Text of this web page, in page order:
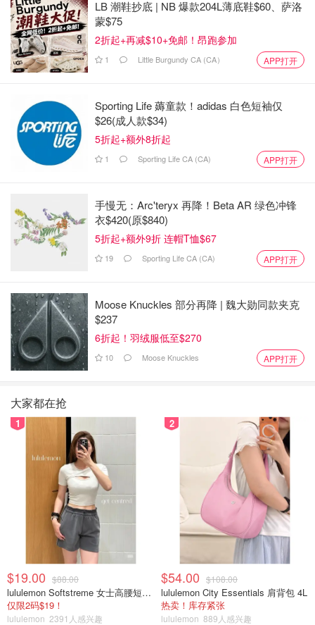
LB 潮鞋抄底 | NB 爆款204L薄底鞋$60、萨洛
蒙$75
2折起+再减$10+免邮！昂跑参加
1 Little Burgundy CA (CA） APP打开
Sporting Life 薅童款！adidas 白色短袖仅
$26(成人款$34)
5折起+额外8折起
1 Sporting Life CA (CA) APP打开
手慢无：Arc'teryx 再降！Beta AR 绿色冲锋
衣$420(原$840)
5折起+额外9折 连帽T恤$67
19 Sporting Life CA (CA) APP打开
Moose Knuckles 部分再降 | 魏大勋同款夹克
$237
6折起！羽绒服低至$270
10 Moose Knuckles APP打开
大家都在抢
1
$19.00 $88.00
lululemon Softstreme 女士高腰短裤 10cm
仅限2码$19！
lululemon 2391人感兴趣
2
$54.00 $108.00
lululemon City Essentials 肩背包 4L
热卖！库存紧张
lululemon 889人感兴趣